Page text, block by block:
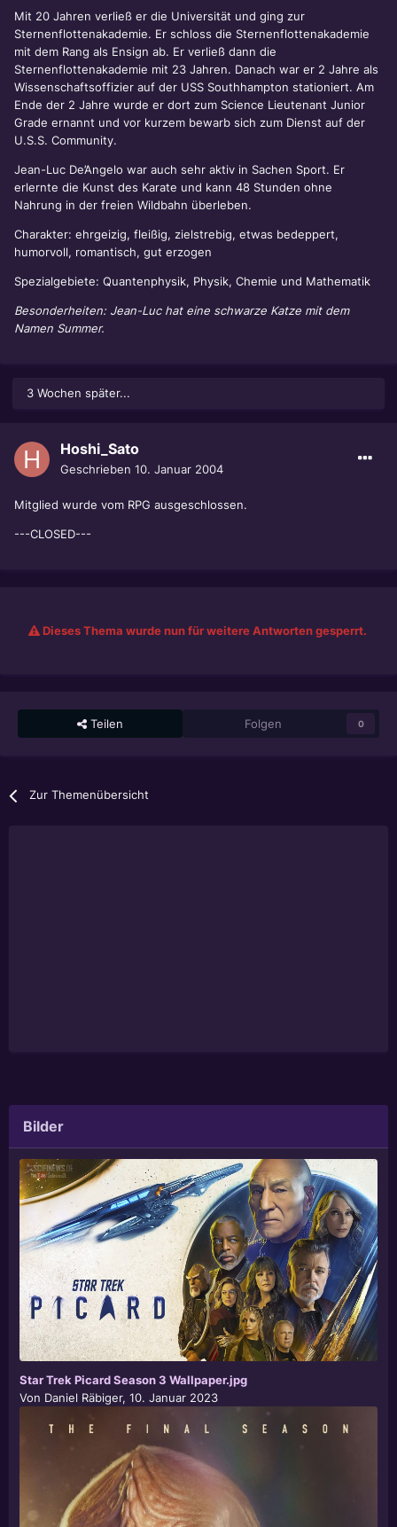
Mit 20 Jahren verließ er die Universität und ging zur
Sternenflottenakademie. Er schloss die Sternenflottenakademie
mit dem Rang als Ensign ab. Er verließ dann die
Sternenflottenakademie mit 23 Jahren. Danach war er 2 Jahre als
Wissenschaftsoffizier auf der USS Southhampton stationiert. Am
Ende der 2 Jahre wurde er dort zum Science Lieutenant Junior
Grade ernannt und vor kurzem bewarb sich zum Dienst auf der
U.S.S. Community.
Jean-Luc De’Angelo war auch sehr aktiv in Sachen Sport. Er
erlernte die Kunst des Karate und kann 48 Stunden ohne
Nahrung in der freien Wildbahn überleben.
Charakter: ehrgeizig, fleißig, zielstrebig, etwas bedeppert,
humorvoll, romantisch, gut erzogen
Spezialgebiete: Quantenphysik, Physik, Chemie und Mathematik
Besonderheiten: Jean-Luc hat eine schwarze Katze mit dem
Namen Summer.
3 Wochen später...
Hoshi_Sato
Geschrieben 10. Januar 2004
Mitglied wurde vom RPG ausgeschlossen.
---CLOSED---
Dieses Thema wurde nun für weitere Antworten gesperrt.
Teilen Folgen 0
Zur Themenübersicht
Bilder
Star Trek Picard Season 3 Wallpaper.jpg
Von Daniel Räbiger, 10. Januar 2023